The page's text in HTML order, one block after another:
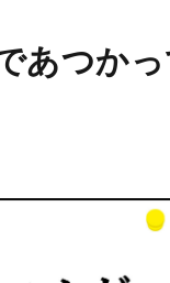
あつか